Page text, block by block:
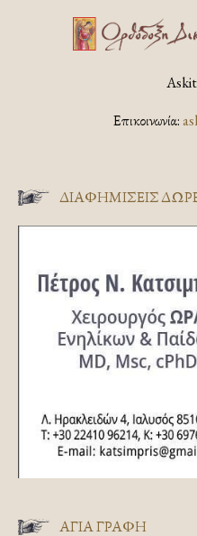
Επικοινωνία:
ΔΙΑΦΗΜΊΣΕΙΣ
ΑΓΊΑ ΓΡΑΦΉ